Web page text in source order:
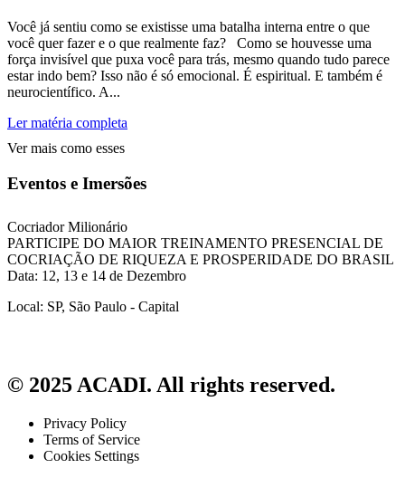
Você já sentiu como se existisse uma batalha interna entre o que
você quer fazer e o que realmente faz? Como se houvesse uma
força invisível que puxa você para trás, mesmo quando tudo parece
estar indo bem? Isso não é só emocional. É espiritual. E também é
neurocientífico. A...
Ler matéria completa
Ver mais como esses
Eventos e Imersões
Cocriador Milionário
PARTICIPE DO MAIOR TREINAMENTO PRESENCIAL DE
COCRIAÇÃO DE RIQUEZA E PROSPERIDADE DO BRASIL
Data: 12, 13 e 14 de Dezembro
Local: SP, São Paulo - Capital
© 2025 ACADI. All rights reserved.
Privacy Policy
Terms of Service
Cookies Settings